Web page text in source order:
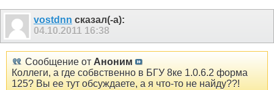
vostdnn сказал(-а):
04.10.2011 16:38
Сообщение от Аноним
Коллеги, а где собвственно в БГУ 8ке 1.0.6.2 форма
125? Вы ее тут обсуждаете, а я что-то не найду??!